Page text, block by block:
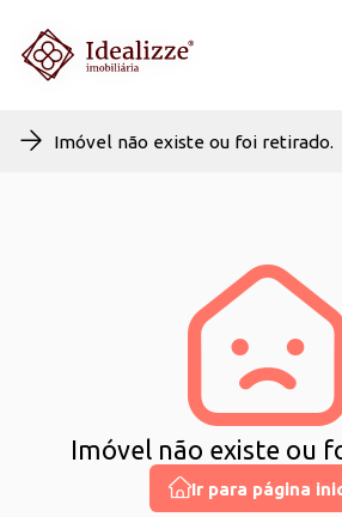
Imóvel não existe ou foi retirado.
Imóvel não existe ou
Ir para página